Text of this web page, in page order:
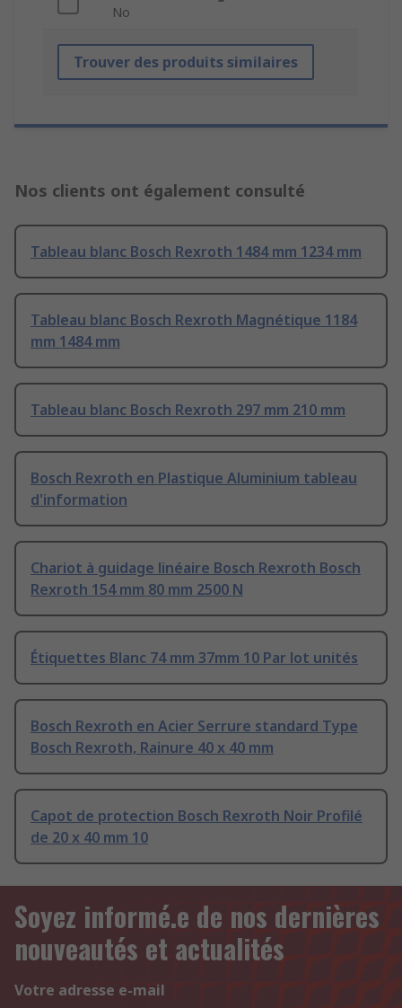
No
Trouver des produits similaires
Nos clients ont également consulté
Tableau blanc Bosch Rexroth 1484 mm 1234 mm
Tableau blanc Bosch Rexroth Magnétique 1184
mm 1484 mm
Tableau blanc Bosch Rexroth 297 mm 210 mm
Bosch Rexroth en Plastique Aluminium tableau
d'information
Chariot à guidage linéaire Bosch Rexroth Bosch
Rexroth 154 mm 80 mm 2500 N
Étiquettes Blanc 74 mm 37mm 10 Par lot unités
Bosch Rexroth en Acier Serrure standard Type
Bosch Rexroth, Rainure 40 x 40 mm
Capot de protection Bosch Rexroth Noir Profilé
de 20 x 40 mm 10
Soyez informé.e de nos dernières
nouveautés et actualités
Votre adresse e-mail